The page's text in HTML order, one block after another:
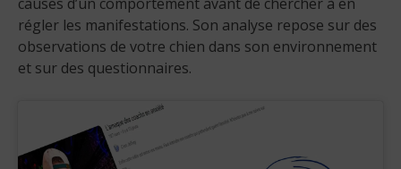
régler les manifestations. Son analyse repose sur des
observations de votre chien dans son environnement
et sur des questionnaires.